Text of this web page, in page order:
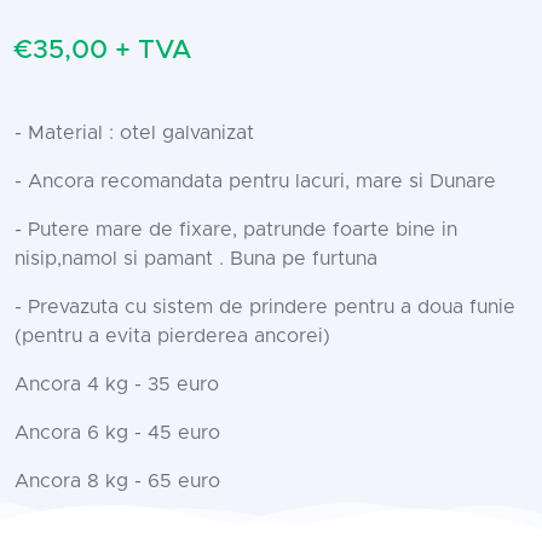
€35,00 + TVA
- Material : otel galvanizat
- Ancora recomandata pentru lacuri, mare si Dunare
- Putere mare de fixare, patrunde foarte bine in
nisip,namol si pamant . Buna pe furtuna
- Prevazuta cu sistem de prindere pentru a doua funie
(pentru a evita pierderea ancorei)
Ancora 4 kg - 35 euro
Ancora 6 kg - 45 euro
Ancora 8 kg - 65 euro